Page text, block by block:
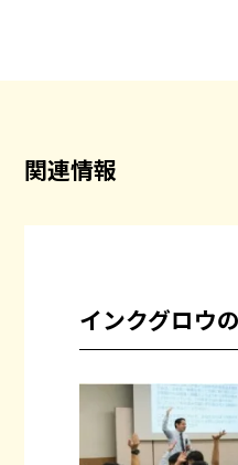
関連情報
インクグロウ